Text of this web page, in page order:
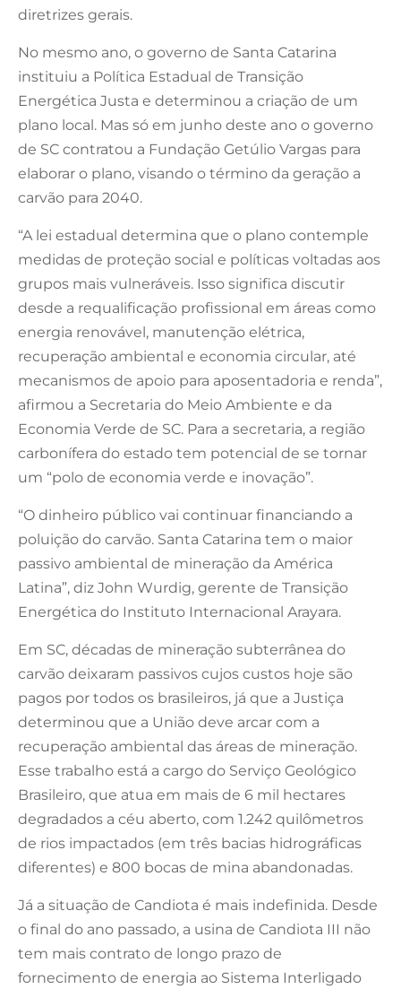
diretrizes gerais.
No mesmo ano, o governo de Santa Catarina
instituiu a Política Estadual de Transição
Energética Justa e determinou a criação de um
plano local. Mas só em junho deste ano o governo
de SC contratou a Fundação Getúlio Vargas para
elaborar o plano, visando o término da geração a
carvão para 2040.
“A lei estadual determina que o plano contemple
medidas de proteção social e políticas voltadas aos
grupos mais vulneráveis. Isso significa discutir
desde a requalificação profissional em áreas como
energia renovável, manutenção elétrica,
recuperação ambiental e economia circular, até
mecanismos de apoio para aposentadoria e renda”,
afirmou a Secretaria do Meio Ambiente e da
Economia Verde de SC. Para a secretaria, a região
carbonífera do estado tem potencial de se tornar
um “polo de economia verde e inovação”.
“O dinheiro público vai continuar financiando a
poluição do carvão. Santa Catarina tem o maior
passivo ambiental de mineração da América
Latina”, diz John Wurdig, gerente de Transição
Energética do Instituto Internacional Arayara.
Em SC, décadas de mineração subterrânea do
carvão deixaram passivos cujos custos hoje são
pagos por todos os brasileiros, já que a Justiça
determinou que a União deve arcar com a
recuperação ambiental das áreas de mineração.
Esse trabalho está a cargo do Serviço Geológico
Brasileiro, que atua em mais de 6 mil hectares
degradados a céu aberto, com 1.242 quilômetros
de rios impactados (em três bacias hidrográficas
diferentes) e 800 bocas de mina abandonadas.
Já a situação de Candiota é mais indefinida. Desde
o final do ano passado, a usina de Candiota III não
tem mais contrato de longo prazo de
fornecimento de energia ao Sistema Interligado